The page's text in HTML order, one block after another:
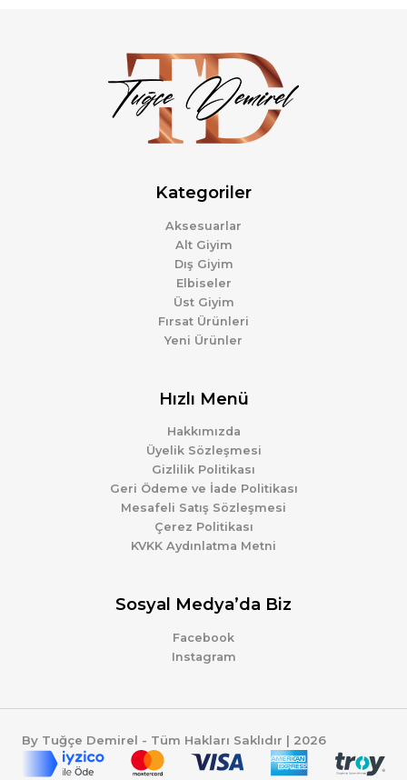
Kategoriler
Aksesuarlar
Alt Giyim
Dış Giyim
Elbiseler
Üst Giyim
Fırsat Ürünleri
Yeni Ürünler
Hızlı Menü
Hakkımızda
Üyelik Sözleşmesi
Gizlilik Politikası
Geri Ödeme ve İade Politikası
Mesafeli Satış Sözleşmesi
Çerez Politikası
KVKK Aydınlatma Metni
Sosyal Medya’da Biz
Facebook
Instagram
By Tuğçe Demirel - Tüm Hakları Saklıdır | 2026